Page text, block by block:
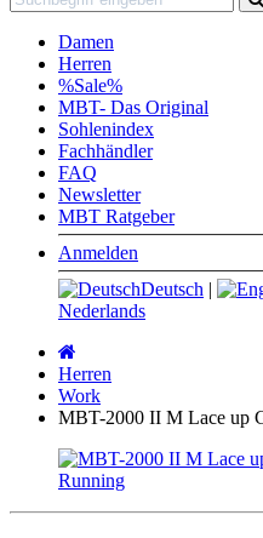
Damen
Herren
%Sale%
MBT- Das Original
Sohlenindex
Fachhändler
FAQ
Newsletter
MBT Ratgeber
Anmelden
Deutsch |
Nederlands
Herren
Work
MBT-2000 II M Lace up